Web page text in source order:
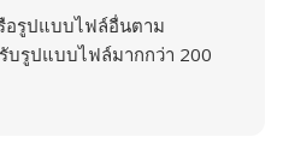
อรูปแบบไฟล์อื่นตาม
บรูปแบบไฟล์มากกว่า 200